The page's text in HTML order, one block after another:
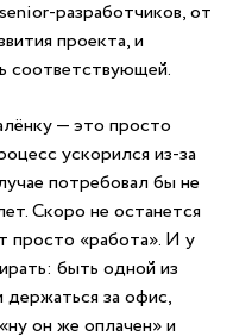
разработчиков, от
проекта, и
соответствующей.
— это просто
ускорился из-за
потребовал бы не
Скоро не останется
просто «работа». И у
быть одной из
держаться за офис,
он же оплачен» и